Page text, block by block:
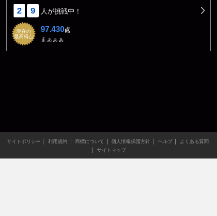
2 9 人が挑戦中！
現在の
最高得点
97.430点
まぁぁぁ
サイトポリシー 利用規約 商標について 個人情報保護方針 ヘルプ
よくある質問
サイトマップ